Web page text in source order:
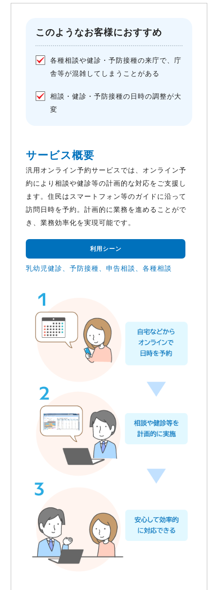
このようなお客様におすすめ
各種相談や健診・予防接種の来庁で、庁
舎等が混雑してしまうことがある
相談・健診・予防接種の日時の調整が大
変
サービス概要
汎用オンライン予約サービスでは、オンライン予
約により相談や健診等の計画的な対応をご支援し
ます。住民はスマートフォン等のガイドに沿って
訪問日時を予約。計画的に業務を進めることがで
き、業務効率化を実現可能です。
利用シーン
乳幼児健診、予防接種、申告相談、各種相談